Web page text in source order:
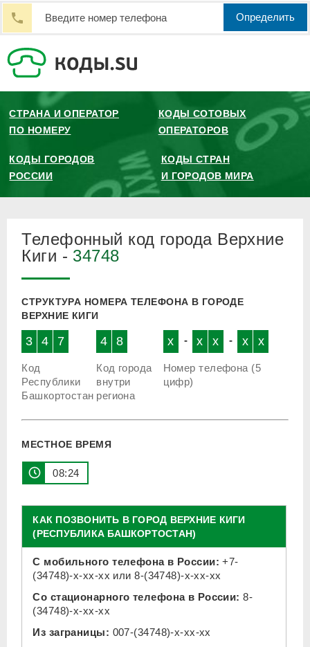
Определить
СТРАНА И ОПЕРАТОР
ПО НОМЕРУ
КОДЫ СОТОВЫХ
ОПЕРАТОРОВ
КОДЫ ГОРОДОВ
РОССИИ
КОДЫ СТРАН
И ГОРОДОВ МИРА
Телефонный код города Верхние
Киги - 34748
СТРУКТУРА НОМЕРА ТЕЛЕФОНА В ГОРОДЕ
ВЕРХНИЕ КИГИ
3 4 7
Код
Республики
Башкортостан
4 8
Код города
внутри
региона
x - x x - x x
Номер телефона (5
цифр)
МЕСТНОЕ ВРЕМЯ
08 24
КАК ПОЗВОНИТЬ В ГОРОД ВЕРХНИЕ КИГИ
(РЕСПУБЛИКА БАШКОРТОСТАН)
С мобильного телефона в России: +7-
(34748)-x-xx-xx или8-(34748)-x-xx-xx
Со стационарного телефона в России: 8-
(34748)-x-xx-xx
Из заграницы: 007-(34748)-x-xx-xx